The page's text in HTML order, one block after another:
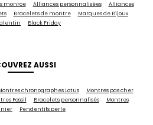
monroe Alliances personnalisées
Alliances
Bracelets de montre
Marques de Bijoux
Black Friday
AUSSI
chronographes Lotus
Montres pas cher
Fossil Bracelets personnalisés
Montres
Pendentifs perle